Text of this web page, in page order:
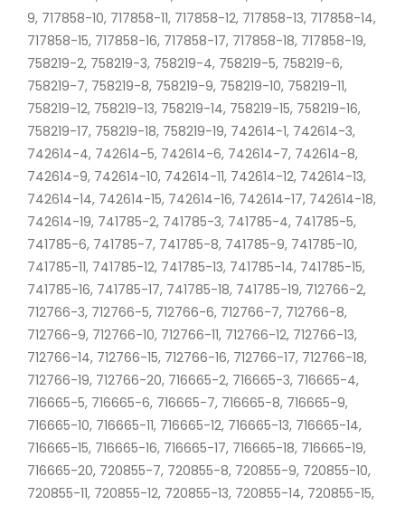
9, 717858-10, 717858-11, 717858-12, 717858-13, 717858-14,
717858-15, 717858-16, 717858-17, 717858-18, 717858-19,
758219-2, 758219-3, 758219-4, 758219-5, 758219-6,
758219-7, 758219-8, 758219-9, 758219-10, 758219-11,
758219-12, 758219-13, 758219-14, 758219-15, 758219-16,
758219-17, 758219-18, 758219-19, 742614-1, 742614-3,
742614-4, 742614-5, 742614-6, 742614-7, 742614-8,
742614-9, 742614-10, 742614-11, 742614-12, 742614-13,
742614-14, 742614-15, 742614-16, 742614-17, 742614-18,
742614-19, 741785-2, 741785-3, 741785-4, 741785-5,
741785-6, 741785-7, 741785-8, 741785-9, 741785-10,
741785-11, 741785-12, 741785-13, 741785-14, 741785-15,
741785-16, 741785-17, 741785-18, 741785-19, 712766-2,
712766-3, 712766-5, 712766-6, 712766-7, 712766-8,
712766-9, 712766-10, 712766-11, 712766-12, 712766-13,
712766-14, 712766-15, 712766-16, 712766-17, 712766-18,
712766-19, 712766-20, 716665-2, 716665-3, 716665-4,
716665-5, 716665-6, 716665-7, 716665-8, 716665-9,
716665-10, 716665-11, 716665-12, 716665-13, 716665-14,
716665-15, 716665-16, 716665-17, 716665-18, 716665-19,
716665-20, 720855-7, 720855-8, 720855-9, 720855-10,
720855-11, 720855-12, 720855-13, 720855-14, 720855-15,